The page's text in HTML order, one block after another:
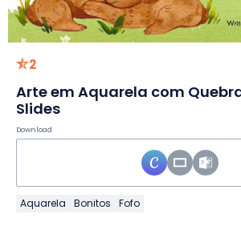
2
Arte em Aquarela com
Slides
Download
Aquarela Bonitos Fofo